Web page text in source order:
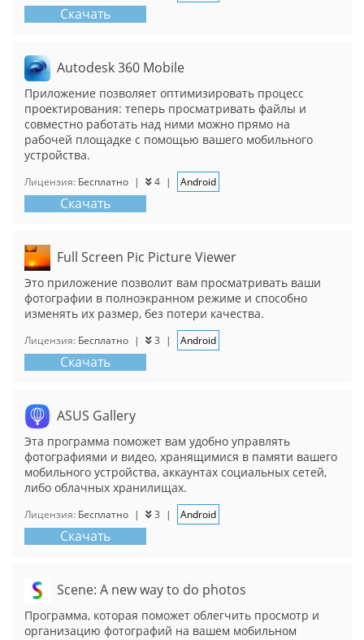
Скачать
Autodesk 360 Mobile
Приложение позволяет оптимизировать процесс
проектирования: теперь просматривать файлы и
совместно работать над ними можно прямо на
рабочей площадке с помощью вашего мобильного
устройства.
Лицензия: Бесплатно | 4 | Android
Скачать
Full Screen Pic Picture Viewer
Это приложение позволит вам просматривать ваши
фотографии в полноэкранном режиме и способно
изменять их размер, без потери качества.
Лицензия: Бесплатно | 3 | Android
Скачать
ASUS Gallery
Эта программа поможет вам удобно управлять
фотографиями и видео, хранящимися в памяти вашего
мобильного устройства, аккаунтах социальных сетей,
либо облачных хранилищах.
Лицензия: Бесплатно | 3 | Android
Скачать
Scene: A new way to do photos
Программа, которая поможет облегчить просмотр и
организацию фотографий на вашем мобильном